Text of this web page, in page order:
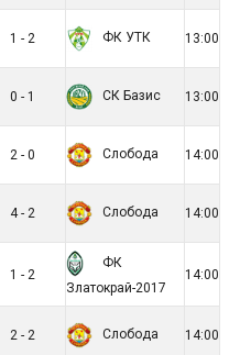
1 - 2 ФК УТК 13:00
0 - 1 СК Базис 13:00
2 - 0 Слобода 14:00
4 - 2 Слобода 14:00
1 - 2
ФК
Златокрай-2017
14:00
2 - 2 Слобода 14:00